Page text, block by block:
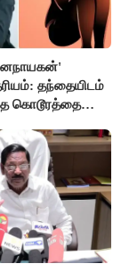
தந்தையிடம்
கொடூரத்தை